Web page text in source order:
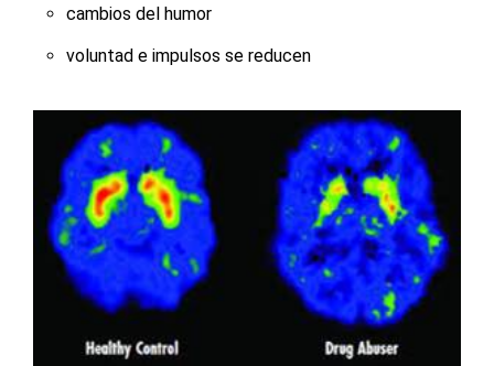
cambios del humor
voluntad e impulsos se reducen